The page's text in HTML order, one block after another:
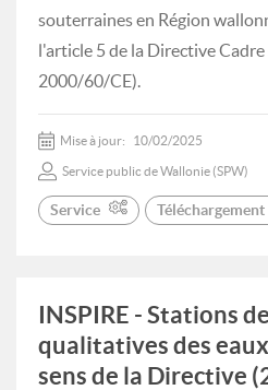
souterraines en Région
l'article 5 de la Directive Cadre
2000/60/CE).
Mise à jour: 10/02/2025
Service public de Wallonie (SPW)
Service Téléchargement
INSPIRE - Stations
qualitatives des
sens de la Directive